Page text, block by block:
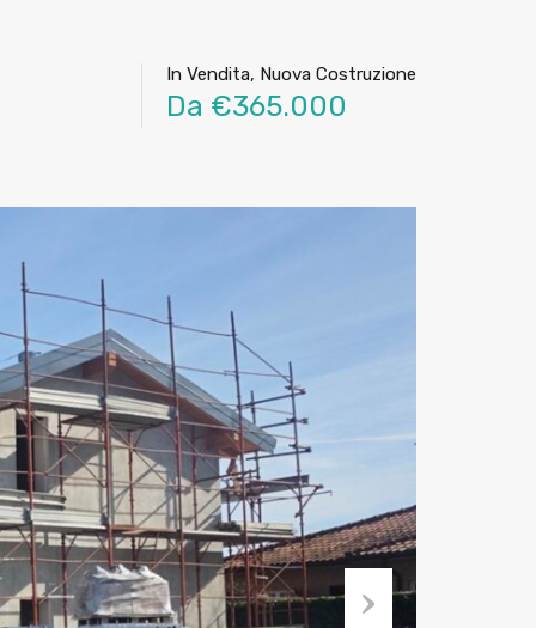
In Vendita, Nuova Costruzione
Da €365.000